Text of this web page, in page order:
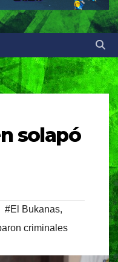
solapó
#El Bukanas,
criminales